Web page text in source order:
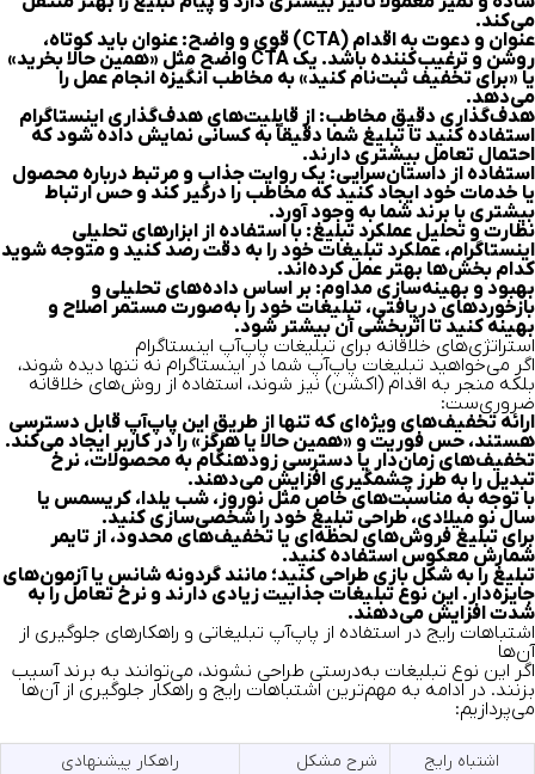
می‌کند.
عنوان و دعوت به اقدام (CTA) قوی و واضح:
عنوان باید کوتاه،
روشن و ترغیب‌کننده باشد. یک CTA واضح مثل «همین حالا بخرید»
یا «برای تخفیف ثبت‌نام کنید» به مخاطب انگیزه انجام عمل را
می‌دهد.
هدف‌گذاری دقیق مخاطب: از قابلیت‌های هدف‌گذاری اینستاگرام
استفاده کنید تا تبلیغ شما دقیقاً به کسانی نمایش داده شود که
احتمال تعامل بیشتری دارند.
استفاده از داستان‌سرایی: یک روایت جذاب و مرتبط درباره محصول
یا خدمات خود ایجاد کنید که مخاطب را درگیر کند و حس ارتباط
بیشتری با برند شما به وجود آورد.
نظارت و تحلیل عملکرد تبلیغ: با استفاده از ابزارهای تحلیلی
اینستاگرام، عملکرد تبلیغات خود را به دقت رصد کنید و متوجه شوید
کدام بخش‌ها بهتر عمل کرده‌اند.
بهبود و بهینه‌سازی مداوم: بر اساس داده‌های تحلیلی و
بازخوردهای دریافتی، تبلیغات خود را به‌صورت مستمر اصلاح و
بهینه کنید تا اثربخشی آن بیشتر شود.
استراتژی‌های خلاقانه برای تبلیغات پاپ‌آپ اینستاگرام
اگر می‌خواهید تبلیغات پاپ‌آپ شما در اینستاگرام نه تنها دیده شوند،
بلکه منجر به اقدام (اکشن) نیز شوند، استفاده از روش‌های خلاقانه
ضروری‌ست:
ارائه تخفیف‌های ویژه‌ای که تنها از طریق این پاپ‌آپ قابل دسترسی
هستند، حس فوریت و «همین حالا یا هرگز» را در کاربر ایجاد می‌کند.
تخفیف‌های زمان‌دار یا دسترسی زودهنگام به محصولات، نرخ
تبدیل را به طرز چشمگیری افزایش می‌دهند.
با توجه به مناسبت‌های خاص مثل نوروز، شب یلدا، کریسمس یا
سال نو میلادی، طراحی تبلیغ خود را شخصی‌سازی کنید.
برای تبلیغ فروش‌های لحظه‌ای یا تخفیف‌های محدود، از تایمر
شمارش معکوس استفاده کنید.
تبلیغ را به شکل بازی طراحی کنید؛ مانند گردونه شانس یا آزمون‌های
جایزه‌دار. این نوع تبلیغات جذابیت زیادی دارند و نرخ تعامل را به
شدت افزایش می‌دهند.
اشتباهات رایج در استفاده از پاپ‌آپ‌ تبلیغاتی و راهکارهای جلوگیری از
آن‌ها
اگر این نوع تبلیغات به‌درستی طراحی نشوند، می‌توانند به برند آسیب
بزنند. در ادامه به مهم‌ترین اشتباهات رایج و راهکار جلوگیری از آن‌ها
می‌پردازیم:
اشتباه رایج شرح مشکل
راهکار پیشنهادی